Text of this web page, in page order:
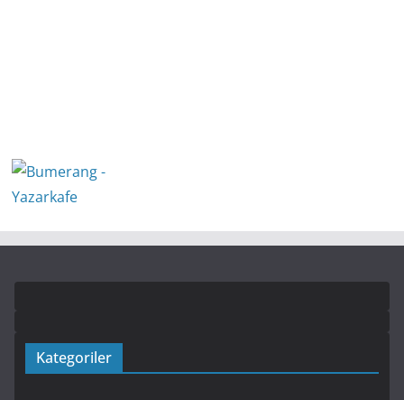
Kategoriler